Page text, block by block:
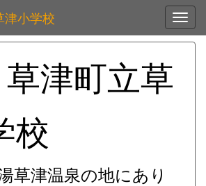
津小学校
草津町立草
校
草津温泉の地にあり